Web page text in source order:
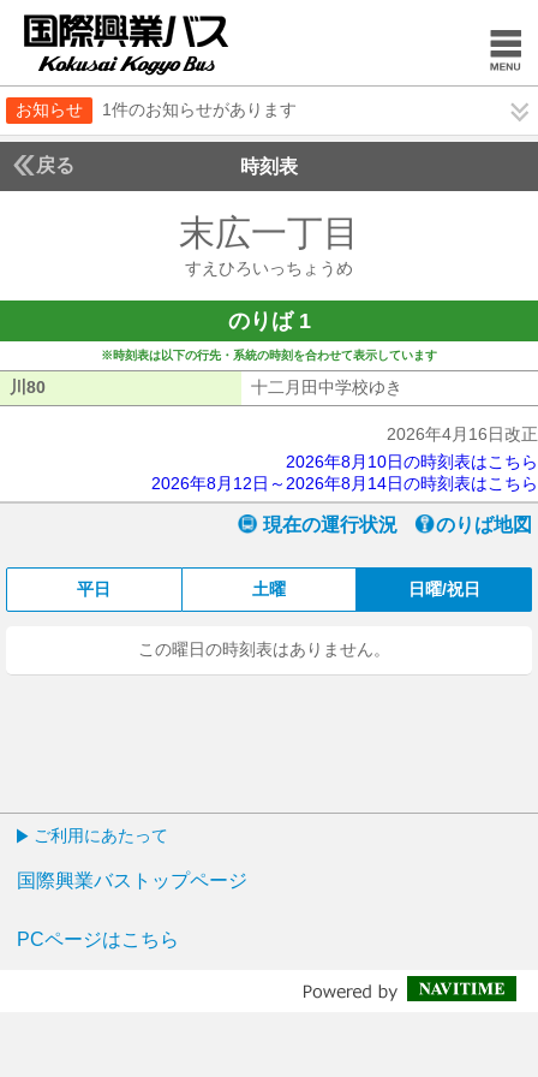
お知らせ 1件のお知らせがあります
戻る 時刻表
末広一丁目
すえひろいっちょうめ
のりば 1
※時刻表は以下の行先・系統の時刻を合わせて表示しています
川80 十二月田中学校ゆき
2026年4月16日改正
2026年8月10日の時刻表はこちら
2026年8月12日～2026年8月14日の時刻表はこちら
現在の運行状況 のりば地図
平日 土曜 日曜/祝日
この曜日の時刻表はありません。
ご利用にあたって
国際興業バストップページ
PCページはこちら